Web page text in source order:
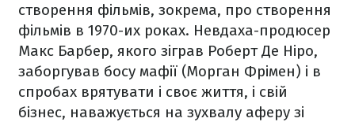
створення фільмів, зокрема, про створення
фільмів в 1970-их роках. Невдаха-продюсер
Макс Барбер, якого зіграв Роберт Де Ніро,
заборгував босу мафії (Морган Фрімен) і в
спробах врятувати і своє життя, і свій
бізнес, наважується на зухвалу аферу зі